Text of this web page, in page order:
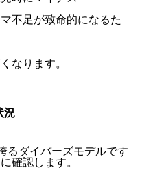
不足が致命的になるた
なります。
況
るダイバーズモデルです
確認します。